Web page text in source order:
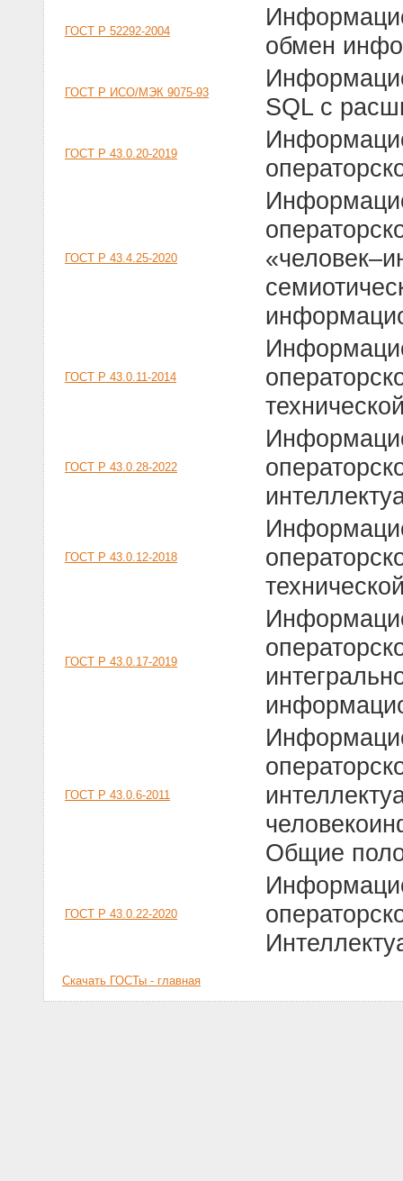
ГОСТ Р 52292-2004
обмен
ГОСТ Р ИСО/МЭК 9075-93
SQL с
ГОСТ Р 43.0.20-2019
ГОСТ Р 43.4.25-2020
ГОСТ Р 43.0.11-2014
ГОСТ Р 43.0.28-2022
ГОСТ Р 43.0.12-2018
ГОСТ Р 43.0.17-2019
ГОСТ Р 43.0.6-2011
Общие
ГОСТ Р 43.0.22-2020
Скачать ГОСТы - главная